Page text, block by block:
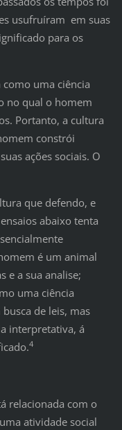
usufruíram em suas
para os
uma ciência
no qual o homem
Portanto, a cultura
constrói
ações sociais. O
que defendo, e
abaixo tenta
é um animal
e a sua analise;
uma ciência
de leis, mas
interpretativa, á
4
relacionada com o
atividade social